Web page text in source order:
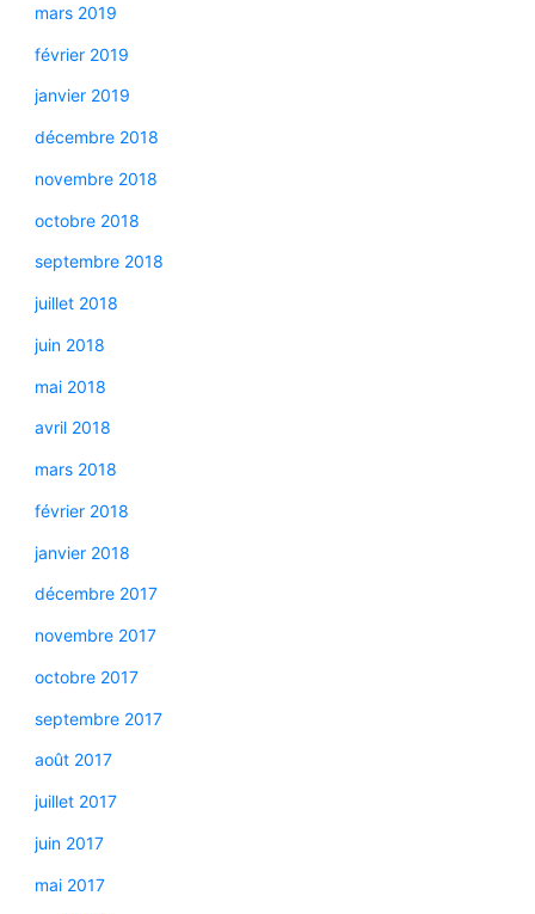
mars 2019
février 2019
janvier 2019
décembre 2018
novembre 2018
octobre 2018
septembre 2018
juillet 2018
juin 2018
mai 2018
avril 2018
mars 2018
février 2018
janvier 2018
décembre 2017
novembre 2017
octobre 2017
septembre 2017
août 2017
juillet 2017
juin 2017
mai 2017